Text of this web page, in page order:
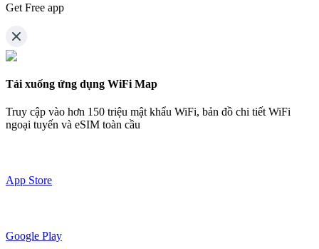
Get Free app
Tải xuống ứng dụng WiFi Map
Truy cập vào hơn 150 triệu mật khẩu WiFi, bản đồ chi tiết WiFi
ngoại tuyến và eSIM toàn cầu
App Store
Google Play